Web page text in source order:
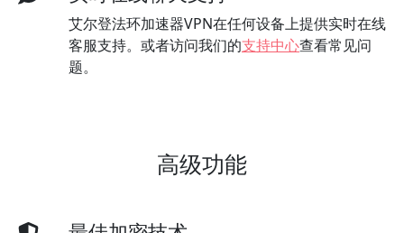
艾尔登法环加速器VPN在任何设备上提供实时在线
客服支持。或者访问我们的支持中心查看常见问
题。
高级功能